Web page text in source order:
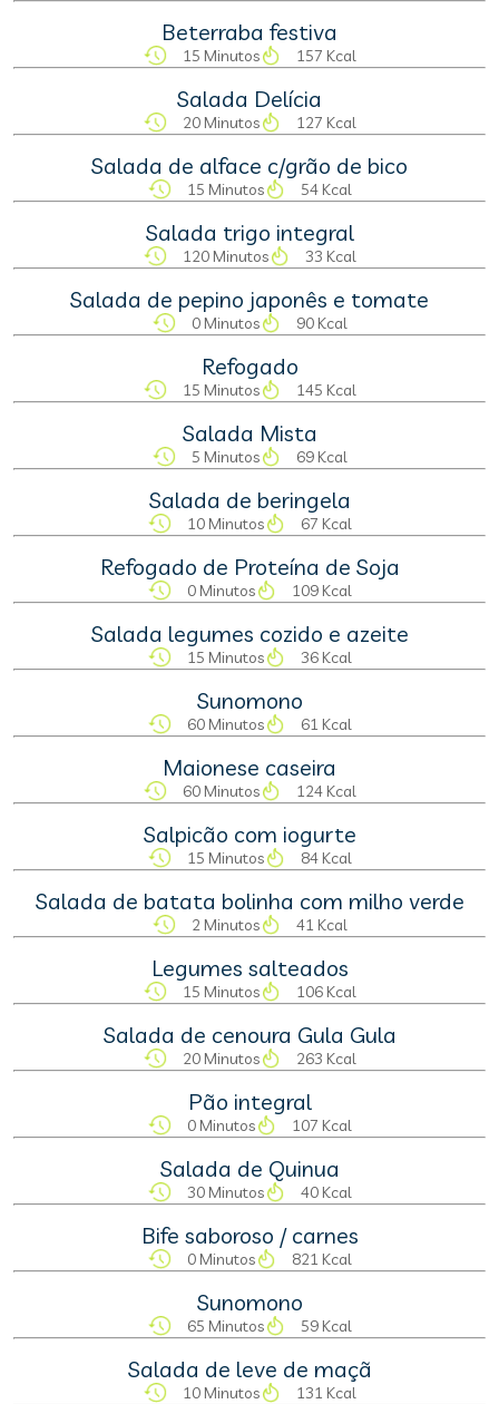
Beterraba festiva
15 Minutos 157 Kcal
Salada Delícia
20 Minutos 127 Kcal
Salada de alface c/grão de bico
15 Minutos 54 Kcal
Salada trigo integral
120 Minutos 33 Kcal
Salada de pepino japonês e tomate
0 Minutos 90 Kcal
Refogado
15 Minutos 145 Kcal
Salada Mista
5 Minutos 69 Kcal
Salada de beringela
10 Minutos 67 Kcal
Refogado de Proteína de Soja
0 Minutos 109 Kcal
Salada legumes cozido e azeite
15 Minutos 36 Kcal
Sunomono
60 Minutos 61 Kcal
Maionese caseira
60 Minutos 124 Kcal
Salpicão com iogurte
15 Minutos 84 Kcal
Salada de batata bolinha com milho verde
2 Minutos 41 Kcal
Legumes salteados
15 Minutos 106 Kcal
Salada de cenoura Gula Gula
20 Minutos 263 Kcal
Pão integral
0 Minutos 107 Kcal
Salada de Quinua
30 Minutos 40 Kcal
Bife saboroso / carnes
0 Minutos 821 Kcal
Sunomono
65 Minutos 59 Kcal
Salada de leve de maçã
10 Minutos 131 Kcal